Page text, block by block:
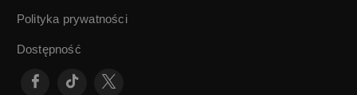
Polityka prywatności
Dostępność